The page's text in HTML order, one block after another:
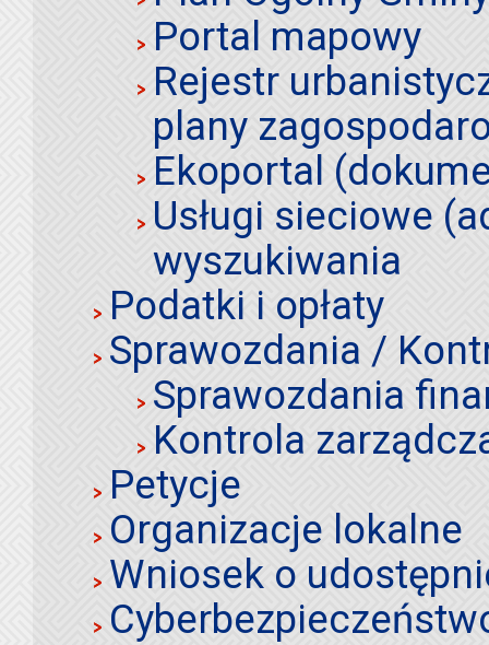
Portal mapowy
Rejestr
plany
Ekoportal
Usługi sieciowe
wyszukiwania
Podatki i opłaty
Sprawozdania /
Sprawozdania
Kontrola
Petycje
Organizacje lokalne
Wniosek o